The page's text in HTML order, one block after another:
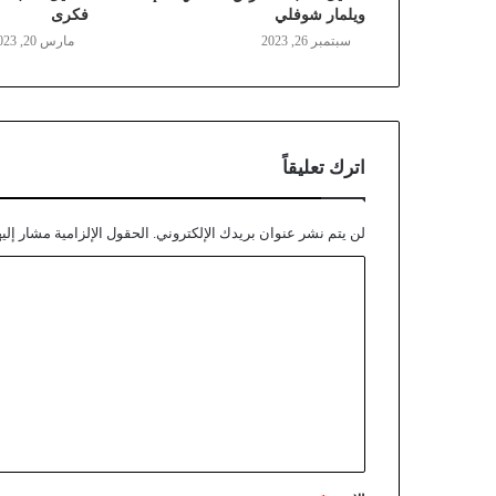
ويلمار شوفلي
سبتمبر 26, 2023
فكرى
مارس 20, 2023
اترك تعليقاً
لن يتم نشر عنوان بريدك الإلكتروني. الحقول الإلزامية مشار